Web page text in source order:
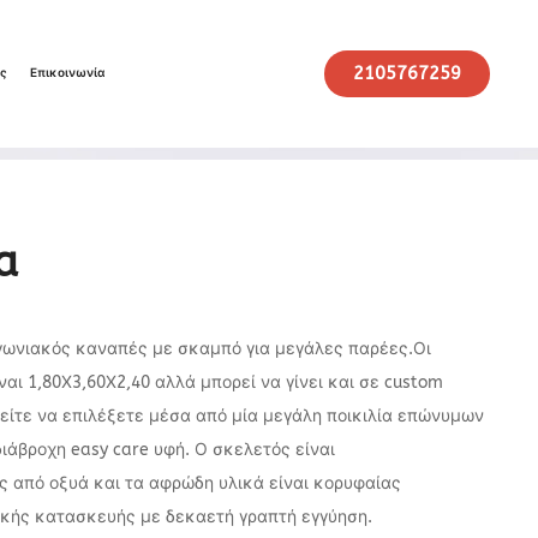
Επικοινωνία 2105767259
καναπές με σκαμπό για μεγάλες παρέες.Οι
1,80Χ3,60Χ2,40 αλλά μπορεί να γίνει και σε custom
να επιλέξετε μέσα από μία μεγάλη ποικιλία επώνυμων
easy care υφή. Ο σκελετός είναι
από οξυά και τα αφρώδη υλικά είναι κορυφαίας
κατασκευής με δεκαετή γραπτή εγγύηση.